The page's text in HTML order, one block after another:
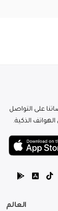
على التواصل
الذكية.
العالم